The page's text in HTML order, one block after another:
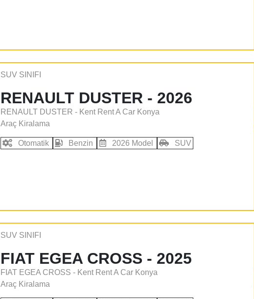
SUV SINIFI
RENAULT DUSTER - 2026
RENAULT DUSTER - Kent Rent A Car Konya
Araç Kiralama
Otomatik Benzin 2026 Model SUV
SUV SINIFI
FIAT EGEA CROSS - 2025
FIAT EGEA CROSS - Kent Rent A Car Konya
Araç Kiralama